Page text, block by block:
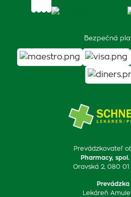
Prevádzkovateľ
Pharmacy, spol.
Oravská 2, 080 01
Prevádzka
Lekáreň
Bezpečná